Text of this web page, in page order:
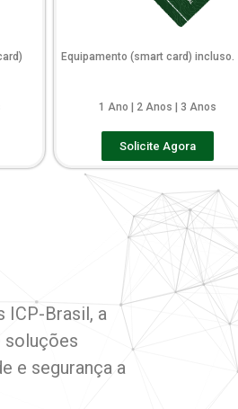
Equipamento (smart card) incluso.
1 Ano | 2 Anos | 3 Anos
Solicite Agora
ICP-Brasil, a
soluções
e segurança a